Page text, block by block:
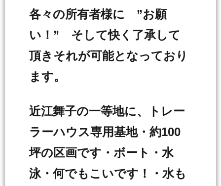
各々の所有者様に ”お願
い！” そして快く了承して
頂きそれが可能となっており
ます。
近江舞子の一等地に、トレー
ラーハウス専用基地・約100
坪の区画です・ボート・水
泳・何でもこいです！・水も